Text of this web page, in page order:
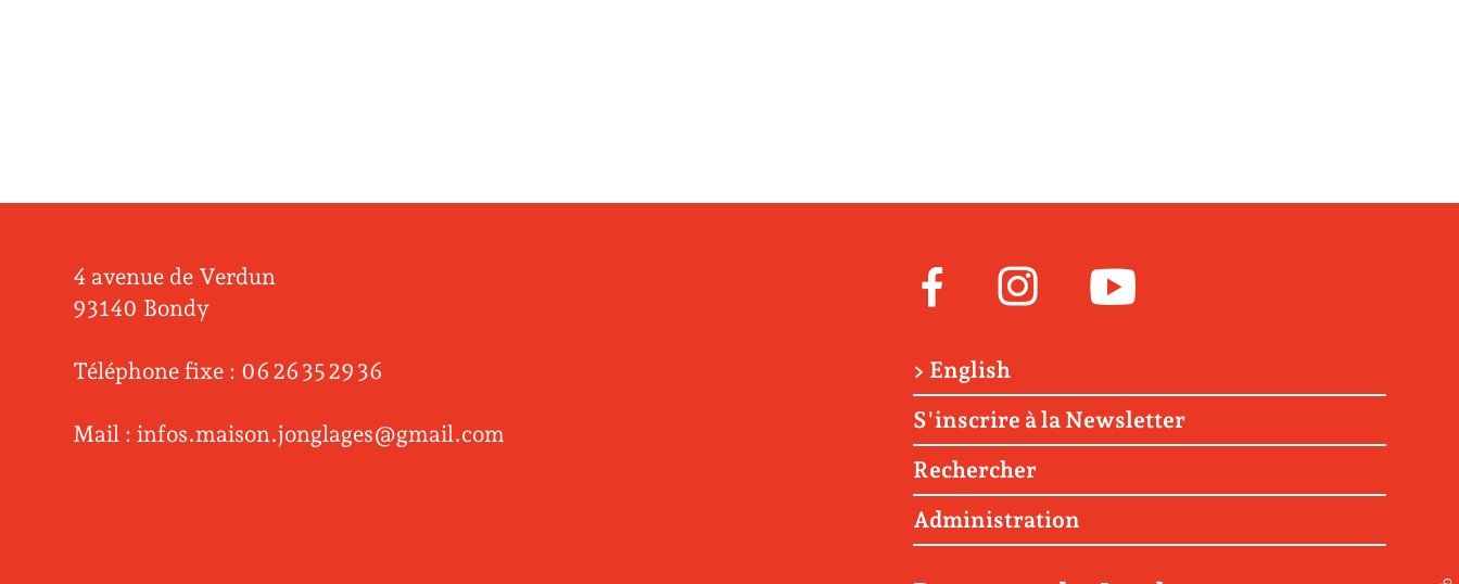
Facebook
Instagram
> English
S'inscrire à la Newsletter
Rechercher
Administration
4 avenue de Verdun
93140 Bondy
Téléphone fixe : 06 26 35 29 36
Mail : infos.maison.jonglages@gmail.com